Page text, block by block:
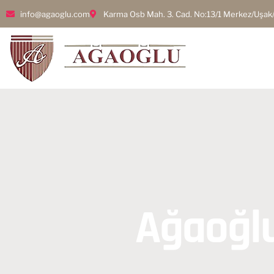
info@agaoglu.com Karma Osb Mah. 3. Cad. No:13/1 Merkez/